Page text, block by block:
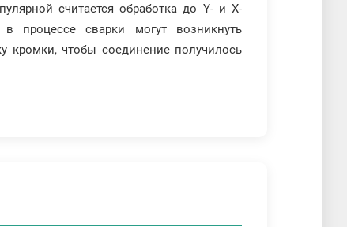
считается обработка до Y- и Х-
процессе сварки могут возникнуть
кромки, чтобы соединение получилось